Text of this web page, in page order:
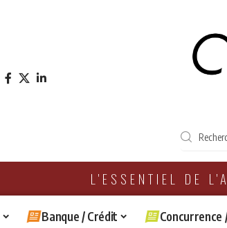
L'ESSENTIEL DE
Banque / Crédit Concurrence